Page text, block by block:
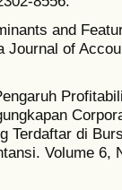
and
of
Terdaftar di
Volume 6,